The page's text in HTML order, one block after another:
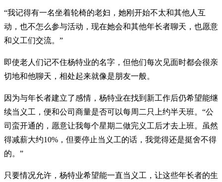
“我记得有一名坐着轮椅的老妇，她刚开始不太和其他人互
动，也不怎么参与活动，现在她会和其他年长者聊天，也愿意
和义工们交流。”
即使老人们记不住杨特业的名字，但他们每次见面时都会很亲
切地和他聊天，相处起来就像是朋友一般。
因为与年长者建立了感情，杨特业在找到新工作后仍希望能继
续当义工，便和公司商量是否可以每周二只上约半天班。“公
司蛮开通的，愿意让我每个星期二做完义工后才去上班。虽然
得减薪大约10%，但要停止当义工的话，我觉得还是挺舍不得
的。”
只要情况允许，杨特业希望能一直当义工，让这些年长者的生